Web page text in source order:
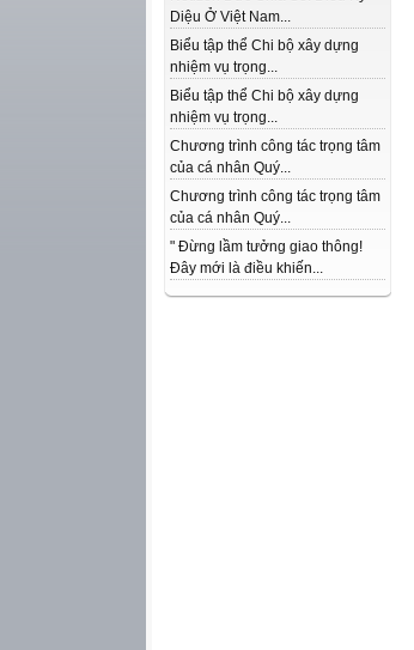
Diệu Ở Việt Nam...
Biểu tập thể Chi bộ xây dựng
nhiệm vụ trọng...
Biểu tập thể Chi bộ xây dựng
nhiệm vụ trọng...
Chương trình công tác trọng tâm
của cá nhân Quý...
Chương trình công tác trọng tâm
của cá nhân Quý...
" Đừng lầm tưởng giao thông!
Đây mới là điều khiến...